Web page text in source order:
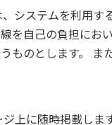
システムを利用す
を自己の負担にお
のとします。 また
上に随時掲載します